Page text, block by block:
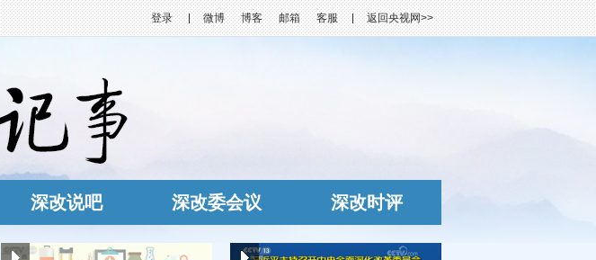
微博 博客 邮箱 客服 返回央视网>>
登录
深改说吧 深改委会议 深改时评